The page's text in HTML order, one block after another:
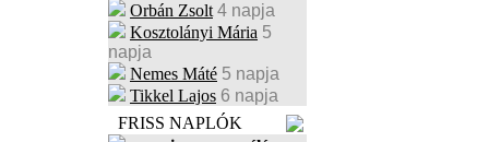
Orbán Zsolt 4 napja
Kosztolányi Mária 5
napja
Nemes Máté 5 napja
Tikkel Lajos 6 napja
FRISS NAPLÓK